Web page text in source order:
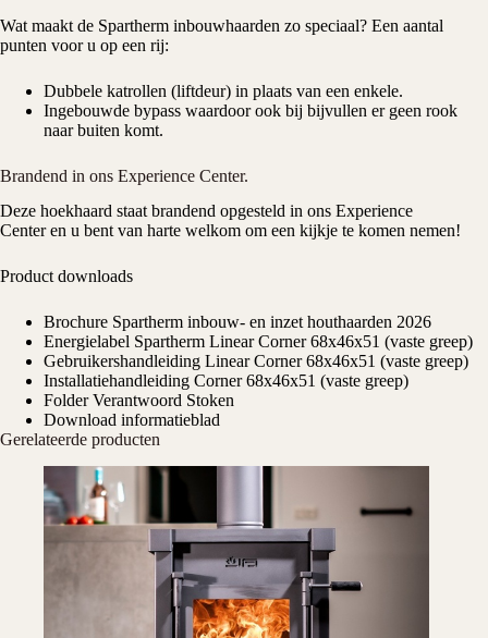
Wat maakt de Spartherm inbouwhaarden zo speciaal? Een aantal
punten voor u op een rij:
Dubbele katrollen (liftdeur) in plaats van een enkele.
Ingebouwde bypass waardoor ook bij bijvullen er geen rook
naar buiten komt.
Brandend in ons Experience Center.
Deze hoekhaard staat brandend opgesteld in ons Experience
Centeren u bent van harte welkom om een kijkje te komen nemen!
Product downloads
Brochure Spartherm inbouw- en inzet houthaarden 2026
Energielabel Spartherm Linear Corner 68x46x51 (vaste greep)
Gebruikershandleiding Linear Corner 68x46x51 (vaste greep)
Installatiehandleiding Corner 68x46x51 (vaste greep)
Folder Verantwoord Stoken
Download informatieblad
Gerelateerde producten